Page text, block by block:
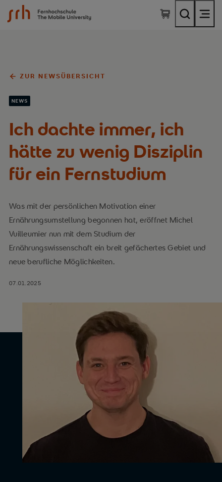
SRH Fernhochschule - The Mobile University
ZUR NEWSÜBERSICHT
NEWS
Ich dachte immer, ich
hätte zu wenig Disziplin
für ein Fernstudium
Was mit der persönlichen Motivation einer
Ernährungsumstellung begonnen hat, eröffnet Michel
Vuilleumier nun mit dem Studium der
Ernährungswissenschaft ein breit gefächertes Gebiet und
neue berufliche Möglichkeiten.
07.01.2025